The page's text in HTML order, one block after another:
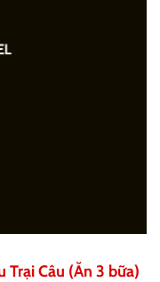
Trại Câu (Ăn 3 bữa)